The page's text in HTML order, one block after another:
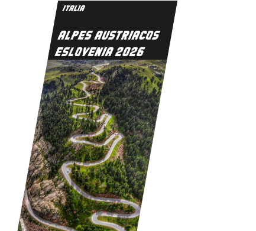
ITALIA
ALPES AUSTRIACOS
ESLOVENIA 2026